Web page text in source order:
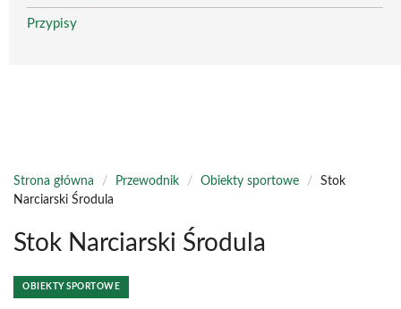
Przypisy
Strona główna / Przewodnik / Obiekty sportowe /
Stok
Narciarski Środula
Stok Narciarski Środula
OBIEKTY SPORTOWE